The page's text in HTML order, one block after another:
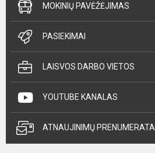
MOKINIŲ PAVĖŽĖJIMAS
PASIEKIMAI
LAISVOS DARBO VIETOS
YOUTUBE KANALAS
ATNAUJINIMŲ PRENUMERATA